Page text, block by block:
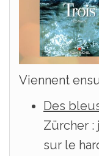
Viennent
Des
Zürcher :
sur le